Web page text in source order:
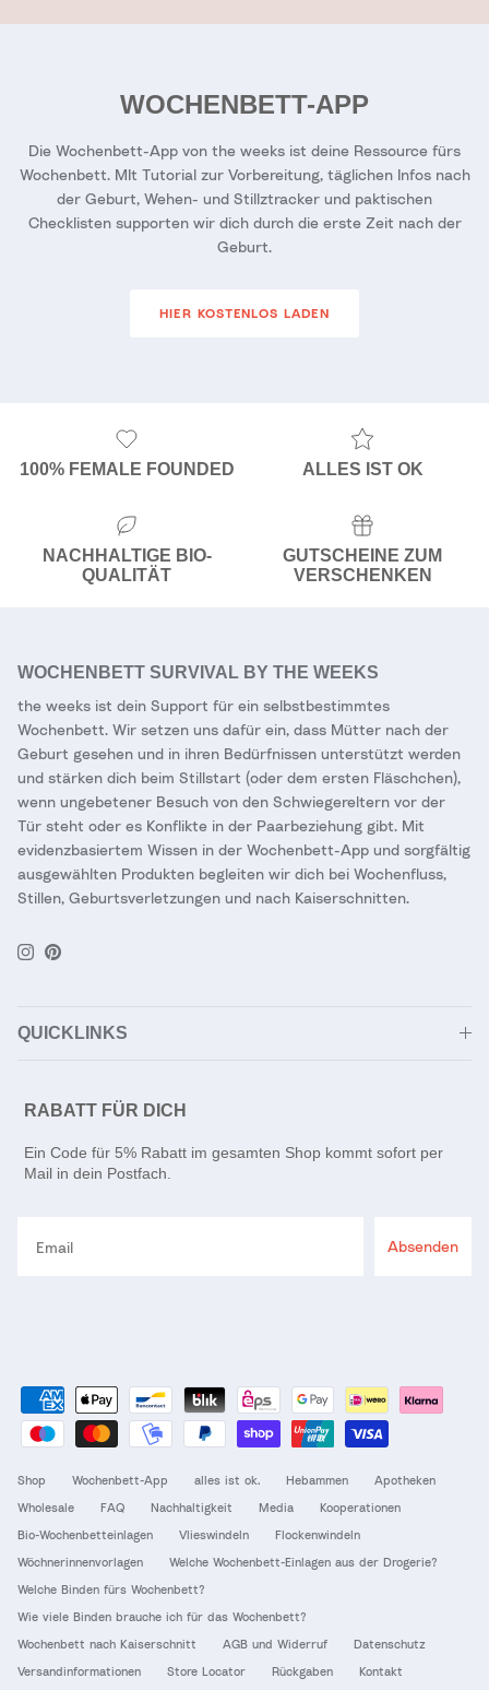
WOCHENBETT-APP
Die Wochenbett-App von the weeks ist deine Ressource fürs
Wochenbett. MIt Tutorial zur Vorbereitung, täglichen Infos nach
der Geburt, Wehen- und Stillztracker und paktischen
Checklisten supporten wir dich durch die erste Zeit nach der
Geburt.
HIER KOSTENLOS LADEN
100% FEMALE FOUNDED ALLES IST OK
NACHHALTIGE BIO-
QUALITÄT
GUTSCHEINE ZUM
VERSCHENKEN
WOCHENBETT SURVIVAL BY THE WEEKS
the weeks ist dein Support für ein selbstbestimmtes
Wochenbett. Wir setzen uns dafür ein, dass Mütter nach der
Geburt gesehen und in ihren Bedürfnissen unterstützt werden
und stärken dich beim Stillstart (oder dem ersten Fläschchen),
wenn ungebetener Besuch von den Schwiegereltern vor der
Tür steht oder es Konflikte in der Paarbeziehung gibt. Mit
evidenzbasiertem Wissen in der Wochenbett-App und sorgfältig
ausgewählten Produkten begleiten wir dich bei Wochenfluss,
Stillen, Geburtsverletzungen und nach Kaiserschnitten.
Instagram
Pinterest
QUICKLINKS
RABATT FÜR DICH
Ein Code für 5% Rabatt im gesamten Shop kommt sofort per
Mail in dein Postfach.
Absenden
Shop Wochenbett-App alles ist ok. Hebammen
Apotheken
Wholesale
FAQ Nachhaltigkeit Media
Kooperationen
Bio-Wochenbetteinlagen
Vlieswindeln
Flockenwindeln
Wöchnerinnenvorlagen
Welche Wochenbett-Einlagen aus der Drogerie?
Welche Binden fürs Wochenbett?
Wie viele Binden brauche ich für das Wochenbett?
Wochenbett nach Kaiserschnitt
AGB und Widerruf
Datenschutz
Versandinformationen
Store Locator Rückgaben Kontakt